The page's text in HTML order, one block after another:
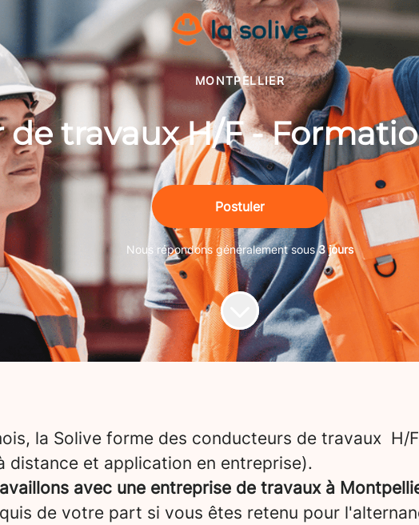
MONTPELLIER
travaux H/F -
Postuler
Nous répondons généralement sous3 jours
la Solive forme des conducteurs de travaux H/
distance et application en entreprise).
avec une entreprise de travaux à
de votre part si vous êtes retenu pour